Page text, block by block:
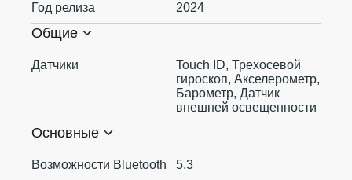
Год релиза 2024
Общие
Датчики
Touch ID, Трехосевой
гироскоп, Акселерометр,
Барометр, Датчик
внешней освещенности
Основные
Возможности Bluetooth
5.3